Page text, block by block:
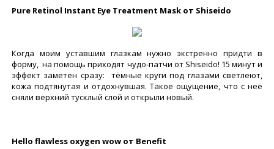
Pure Retinol Instant Eye Treatment Mask от Shiseido
Когда моим уставшим глазкам нужно экстренно придти в
форму, на помощь приходят чудо-патчи от Shiseido! 15 минут и
эффект заметен сразу: тёмные круги под глазами светлеют,
кожа подтянутая и отдохнувшая. Такое ощущение, что с неё
сняли верхний тусклый слой и открыли новый.
Hello flawless oxygen wow от Benefit